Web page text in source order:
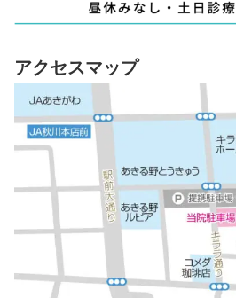
アクセスマップ